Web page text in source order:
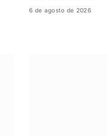
6 de agosto de 2026